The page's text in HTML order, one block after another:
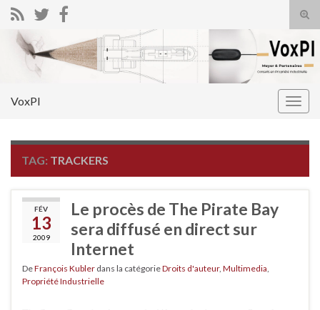
Search for:
VoxPI
TAG: TRACKERS
FÉV
13
2009
Le procès de The Pirate Bay
sera diffusé en direct sur
Internet
DeFrançois Kubler dans la catégorieDroits d'auteur, Multimedia
Propriété Industrielle